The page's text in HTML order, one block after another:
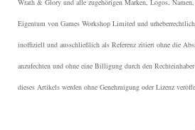
Wrath & Glory und alle zugehörigen Marken, Logos,
Eigentum von Games Workshop Limited und
inoffiziell und ausschließlich als Referenz zitiert ohne die
anzufechten und ohne eine Billigung durch den
dieses Artikels werden ohne Genehmigung oder Lizenz